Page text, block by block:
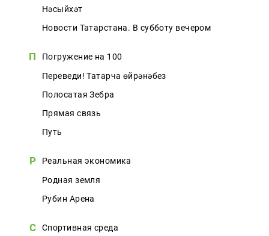
Нәсыйхәт
Новости Татарстана. В субботу вечером
П Погружение на 100
Переведи! Татарча өйрәнәбез
Полосатая Зебра
Прямая связь
Путь
Р Реальная экономика
Родная земля
Рубин Арена
С Спортивная среда